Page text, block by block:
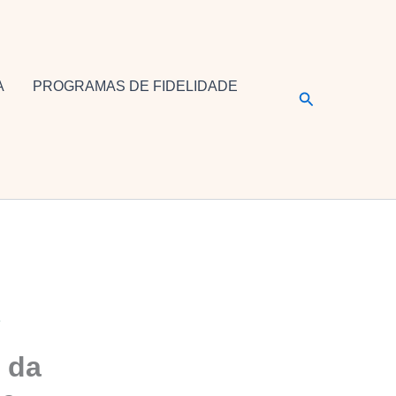
PROGRAMAS DE FIDELIDADE
Pesquisar
da